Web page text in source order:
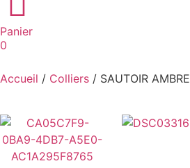
Panier
0
Accueil / Colliers / SAUTOIR AMBRE